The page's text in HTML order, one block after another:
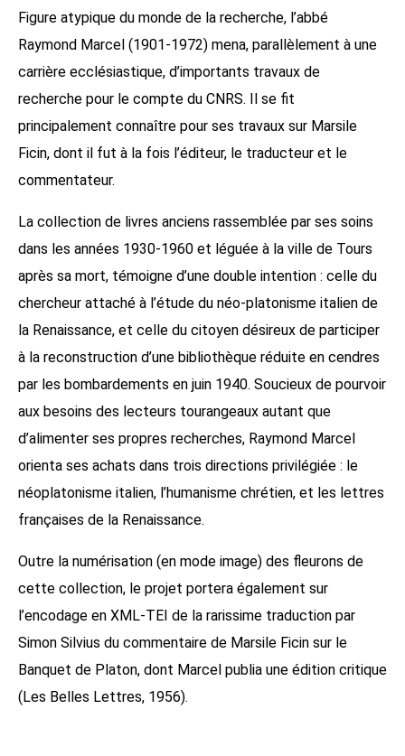
Figure atypique du monde de la recherche, l’abbé
Raymond Marcel (1901-1972) mena, parallèlement à une
carrière ecclésiastique, d’importants travaux de
recherche pour le compte du CNRS. Il se fit
principalement connaître pour ses travaux sur Marsile
Ficin, dont il fut à la fois l’éditeur, le traducteur et le
commentateur.
La collection de livres anciens rassemblée par ses soins
dans les années 1930-1960 et léguée à la ville de Tours
après sa mort, témoigne d’une double intention : celle du
chercheur attaché à l’étude du néo-platonisme italien de
la Renaissance, et celle du citoyen désireux de participer
à la reconstruction d’une bibliothèque réduite en cendres
par les bombardements en juin 1940. Soucieux de pourvoir
aux besoins des lecteurs tourangeaux autant que
d’alimenter ses propres recherches, Raymond Marcel
orienta ses achats dans trois directions privilégiée : le
néoplatonisme italien, l’humanisme chrétien, et les lettres
françaises de la Renaissance.
Outre la numérisation (en mode image) des fleurons de
cette collection, le projet portera également sur
l’encodage en XML-TEI de la rarissime traduction par
Simon Silvius du commentaire de Marsile Ficin sur le
Banquet de Platon, dont Marcel publia une édition critique
(Les Belles Lettres, 1956).